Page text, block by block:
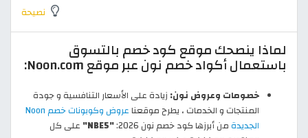
نصيحة
لماذا ينصحك موقع كود خصم بالتسوق
باستعمال أكواد خصم نون عبر موقع Noon.com:
خصومات وعروض نون: زيادة على الأسعار التنافسية و جودة
المنتجات و الخدمات ، يطرح موقعنا
عروض وكوبونات خصم Noon
الجديدة من أبرزها كود خصم نون 2026: "NBE5"
على كل